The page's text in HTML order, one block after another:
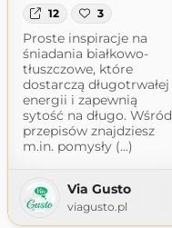
12 3
Proste inspiracje na
śniadania białkowo-
tłuszczowe, które
dostarczą długotrwałej
energii i zapewnią
sytość na długo. Wśród
przepisów znajdziesz
m.in. pomysły (...)
Via Gusto
viagusto.pl